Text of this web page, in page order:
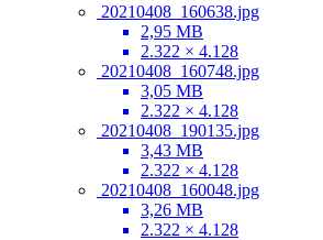
20210408_160638.jpg
2,95 MB
2.322 × 4.128
20210408_160748.jpg
3,05 MB
2.322 × 4.128
20210408_190135.jpg
3,43 MB
2.322 × 4.128
20210408_160048.jpg
3,26 MB
2.322 × 4.128